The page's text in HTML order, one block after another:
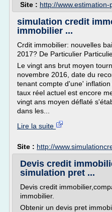
Site : http://
simulation credit
immobilier ...
Crdit immobilier: nouvelles
2017? De Particulier
Le vingt ans brut moyen
novembre 2016, date du
tenant compte d'une'
taux réel actuel est encore
vingt ans moyen déflaté
dans les...
Lire la suite
Site : http://
Devis credit
simulation pret ...
Devis credit
immobilier.
Obtenir un devis pret